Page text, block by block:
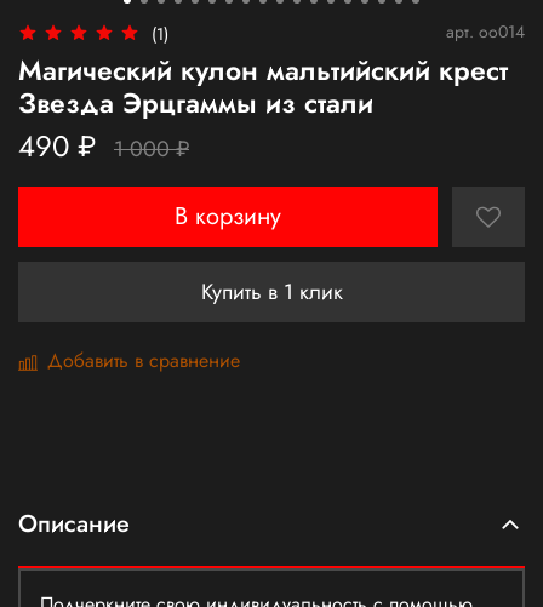
(1) арт. oo014
Магический кулон мальтийский крест
Звезда Эрцгаммы из стали
490 ₽ 1 000 ₽
В корзину
Купить в 1 клик
Добавить в сравнение
Описание